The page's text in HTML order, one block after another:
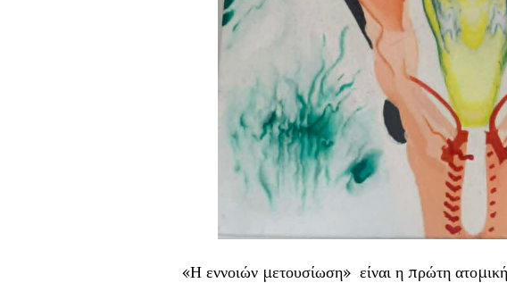
«Η εννοιών μετουσίωση» είναι η πρώτη